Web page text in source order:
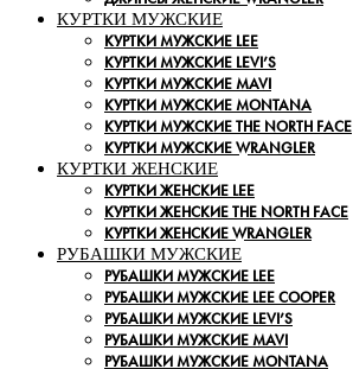
КУРТКИ МУЖСКИЕ
КУРТКИ МУЖСКИЕ LEE
КУРТКИ МУЖСКИЕ LEVI’S
КУРТКИ МУЖСКИЕ MAVI
КУРТКИ МУЖСКИЕ MONTANA
КУРТКИ МУЖСКИЕ THE NORTH FACE
КУРТКИ МУЖСКИЕ WRANGLER
КУРТКИ ЖЕНСКИЕ
КУРТКИ ЖЕНСКИЕ LEE
КУРТКИ ЖЕНСКИЕ THE NORTH FACE
КУРТКИ ЖЕНСКИЕ WRANGLER
РУБАШКИ МУЖСКИЕ
РУБАШКИ МУЖСКИЕ LEE
РУБАШКИ МУЖСКИЕ LEE COOPER
РУБАШКИ МУЖСКИЕ LEVI’S
РУБАШКИ МУЖСКИЕ MAVI
РУБАШКИ МУЖСКИЕ MONTANA